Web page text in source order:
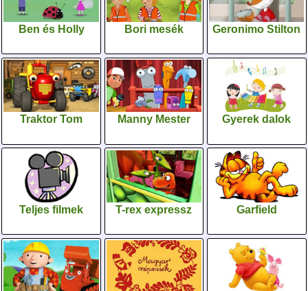
Ben és Holly Bori mesék Geronimo Stilton
Traktor Tom Manny Mester Gyerek dalok
Teljes filmek T-rex expressz Garfield